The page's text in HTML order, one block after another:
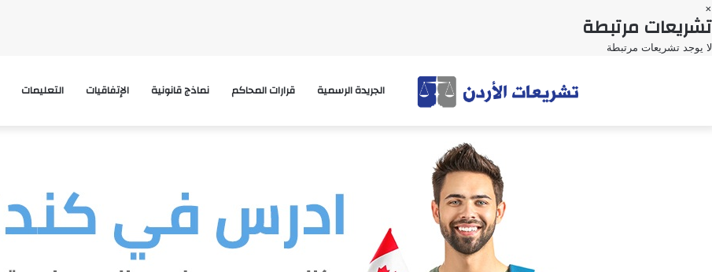
×
تشريعات مرتبطة
لا يوجد تشريعات مرتبطة
التعليمات الإتفاقيات نماذج قانونية قرارات المحاكم الجريدة الرسمية